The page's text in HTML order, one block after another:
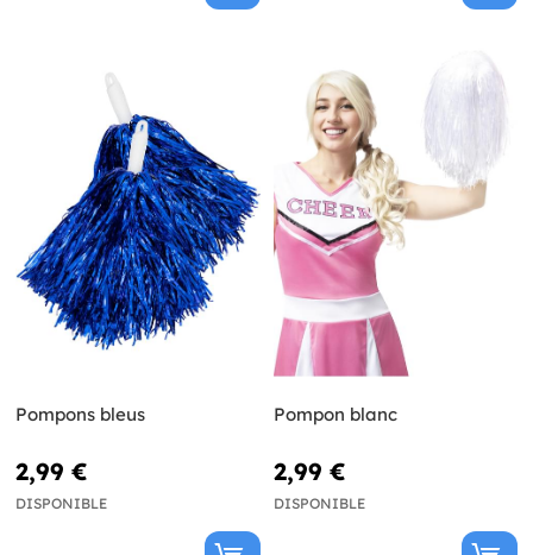
Pompons bleus
2,99 €
DISPONIBLE
Pompon blanc
2,99 €
DISPONIBLE